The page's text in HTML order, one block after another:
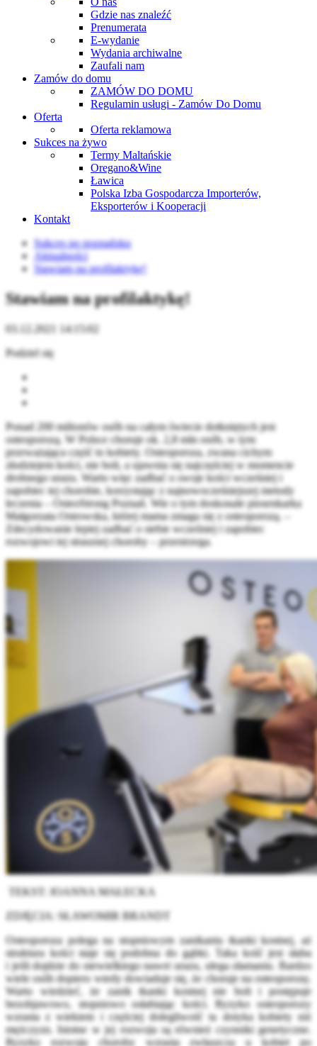
Gdzie nas znaleźć
Prenumerata
E-wydanie
Wydania archiwalne
Zaufali nam
Zamów do domu
ZAMÓW DO DOMU
Regulamin usługi - Zamów Do Domu
Oferta
Oferta reklamowa
Sukces na żywo
Termy Maltańskie
Oregano&Wine
Ławica
Polska Izba Gospodarcza Importerów,
Eksporterów i Kooperacji
Kontakt
Sukces po poznańsku
Aktualności
Stawiam na profilaktykę!
Stawiam na profilaktykę!
03.12.2021 14:15:02
Podziel się
Ponad 200 milionów osób na całym świecie dotkniętych jest
osteoporozą. W Polsce choruje ok. 2,8 mln osób, w tym
przeważająca część to kobiety. Osteoporoza, zwana cichym
złodziejem kości, nie boli, a ujawnia się najczęściej w momencie
drobnego urazu. Warto więc zadbać o swoje kości wcześniej i
zapobiec tej chorobie, korzystając z najnowocześniejszej metody
leczenia – OsteoStrong Poznań. Wie o tym doskonale piosenkarka
Małgorzata Ostrowska, której mama zmaga się z osteoporozą. –
Zdecydowanie lepiej zadbać o siebie wcześniej i zapobiec
rozwojowi tej strasznej choroby – przestrzega.
TEKST: JOANNA MAŁECKA
ZDJĘCIA: SŁAWOMIR BRANDT
Osteoporoza polega na stopniowym zanikaniu tkanki kostnej, aż
struktura kości staje się podobna do gąbki. Taka kość jest słaba
i jeśli dojdzie do niewielkiego nawet urazu, ulega złamaniu. Bardzo
wiele osób dopiero wtedy dowiaduje się, że choruje na osteoporozę.
Warto wiedzieć, że zanik tkanki kostnej nie boli i postępuje
bezobjawowo, stopniowo osłabiając kości. Ryzyko osteoporozy
wzrasta z wiekiem i częściej dolegliwość ta dotyka kobiety niż
mężczyzn. Istotne w jej rozwoju są również czynniki genetyczne.
Ryzyko rozwoju choroby wzrasta zwłaszcza u kobiet po